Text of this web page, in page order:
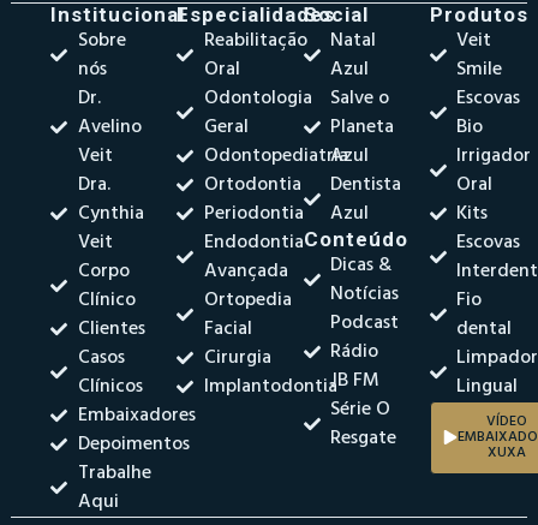
Institucional
Sobre
nós
Dr.
Avelino
Veit
Dra.
Cynthia
Veit
Corpo
Clínico
Clientes
Casos
Clínicos
Embaixadores
Depoimentos
Trabalhe
Aqui
Especialidades
Reabilitação
Oral
Odontologia
Geral
Odontopediatria
Ortodontia
Periodontia
Endodontia
Avançada
Ortopedia
Facial
Cirurgia
Implantodontia
Social
Natal
Azul
Salve o
Planeta
Azul
Dentista
Azul
Conteúdo
Dicas &
Notícias
Podcast
Rádio
JB FM
Série O
Resgate
Produtos
Veit
Smile
Escovas
Bio
Irrigador
Oral
Kits
Escovas
Fio
dental
Limpador
Lingual
VÍDEO
XUXA